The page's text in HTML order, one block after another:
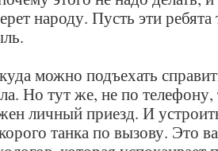
народу. Пусть эти ребята
можно подъехать
Но тут же, не по телефону,
личный приезд. И
танка по вызову. Это